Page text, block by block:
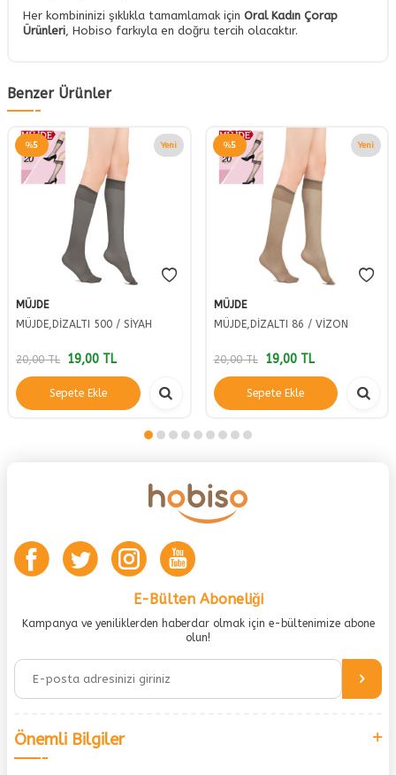
Her kombininizi şıklıkla tamamlamak için Oral Kadın Çorap
Ürünleri, Hobiso farkıyla en doğru tercih olacaktır.
Benzer Ürünler
%5 Yeni
MÜJDE
MÜJDE,DİZALTI 500 / SİYAH
20,00TL 19,00 TL
Sepete Ekle
%5 Yeni
MÜJDE
MÜJDE,DİZALTI 86 / VİZON
20,00TL 19,00TL
Sepete Ekle
E-Bülten Aboneliği
Kampanya ve yeniliklerden haberdar olmak için e-bültenimize abone
olun!
Önemli Bilgiler